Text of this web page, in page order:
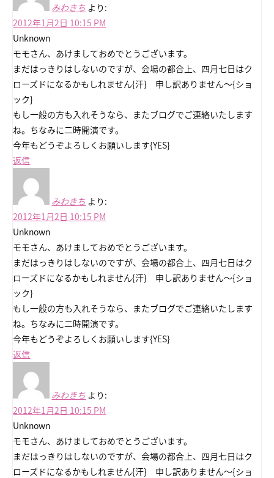
みわきち より:
2012年1月2日 10:15 PM
Unknown
モモさん、あけましておめでとうございます。
まだはっきりはしないのですが、会場の都合上、四月七日はク
ローズドになるかもしれません{汗} 申し訳ありません～{ショ
ック}
もし一般の方も入れそうなら、またブログでご連絡いたします
ね。ちなみに二時開演です。
今年もどうぞよろしくお願いします{YES}
返信
みわきち より:
2012年1月2日 10:15 PM
Unknown
モモさん、あけましておめでとうございます。
まだはっきりはしないのですが、会場の都合上、四月七日はク
ローズドになるかもしれません{汗} 申し訳ありません～{ショ
ック}
もし一般の方も入れそうなら、またブログでご連絡いたします
ね。ちなみに二時開演です。
今年もどうぞよろしくお願いします{YES}
返信
みわきち より:
2012年1月2日 10:15 PM
Unknown
モモさん、あけましておめでとうございます。
まだはっきりはしないのですが、会場の都合上、四月七日はク
ローズドになるかもしれません{汗} 申し訳ありません～{ショ